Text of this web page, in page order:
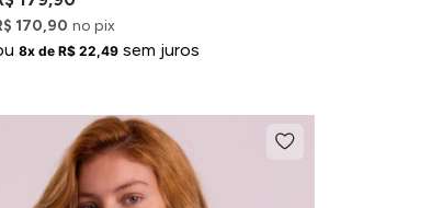
170,90 no pix
8x de R$ 22,49 sem juros